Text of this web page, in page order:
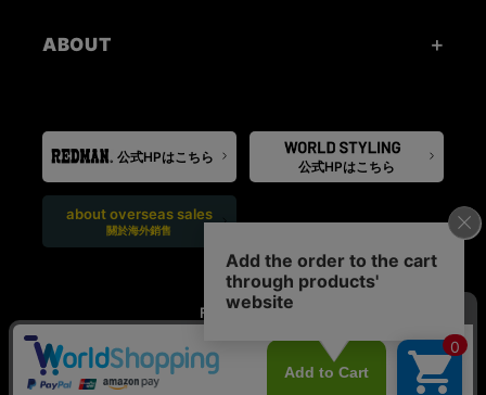
ABOUT
公式HPはこちら
公式HPはこちら
about overseas sales
關於海外銷售
FOLLOW US: